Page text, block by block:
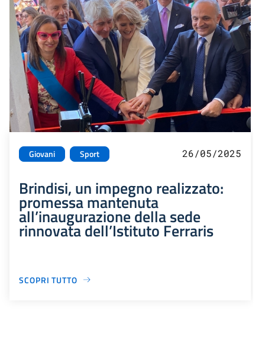
Giovani Sport 26/05/2025
Brindisi, un impegno realizzato:
promessa mantenuta
all’inaugurazione della sede
rinnovata dell’Istituto Ferraris
SCOPRI TUTTO